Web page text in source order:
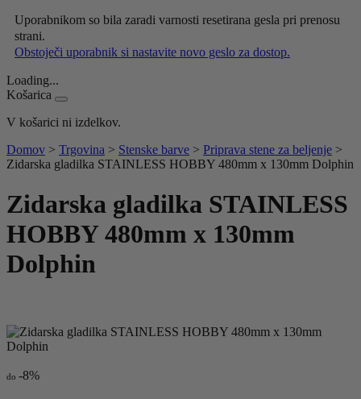
Uporabnikom so bila zaradi varnosti resetirana gesla pri prenosu
strani.
Obstoječi uporabnik si nastavite novo geslo za dostop.
Loading...
Košarica
V košarici ni izdelkov.
Domov > Trgovina > Stenske barve > Priprava stene za beljenje >
Zidarska gladilka STAINLESS HOBBY 480mm x 130mm Dolphin
Zidarska gladilka STAINLESS
HOBBY 480mm x 130mm
Dolphin
do -8%